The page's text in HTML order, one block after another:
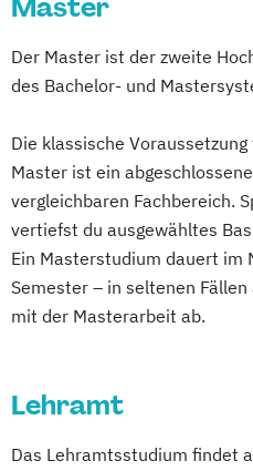
Englisch
Bachelor
Master
Der Master ist der zweite
des Bachelor- und
Die klassische
Master ist ein
vergleichbaren Fachbereich.
vertiefst du ausgewähltes
Ein Masterstudium dauert im
Semester – in seltenen
mit der Masterarbeit ab.
Lehramt
Das Lehramtsstudium findet